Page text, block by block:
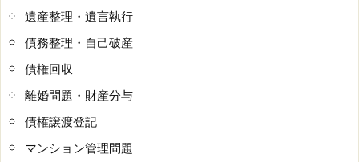
遺産整理・遺言執行
債務整理・自己破産
債権回収
離婚問題・財産分与
債権譲渡登記
マンション管理問題